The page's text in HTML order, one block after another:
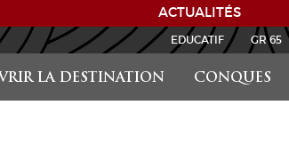
ACTUALITÉS
LA DESTINATION CONQUES
EDUCATIF GR 65